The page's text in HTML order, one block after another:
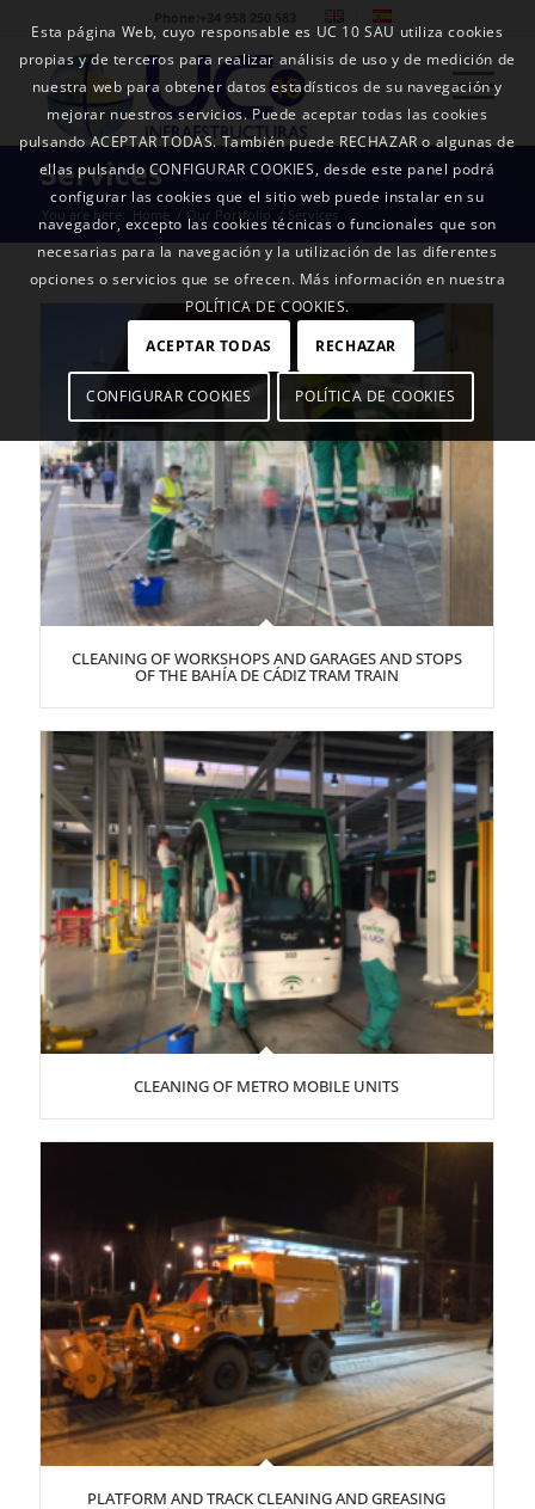
Services
You are here: Home / Our Portfolio / Services
CLEANING OF WORKSHOPS AND GARAGES AND STOPS
OF THE BAHÍA DE CÁDIZ TRAM TRAIN
CLEANING OF METRO MOBILE UNITS
PLATFORM AND TRACK CLEANING AND GREASING
Esta página Web, cuyo responsable es UC 10 SAU utiliza cookies
propias y de terceros para realizar análisis de uso y de medición de
nuestra web para obtener datos estadísticos de su navegación y
mejorar nuestros servicios. Puede aceptar todas las cookies
pulsando ACEPTAR TODAS. También puede RECHAZAR o algunas de
ellas pulsando CONFIGURAR COOKIES, desde este panel podrá
configurar las cookies que el sitio web puede instalar en su
navegador, excepto las cookies técnicas o funcionales que son
necesarias para la navegación y la utilización de las diferentes
opciones o servicios que se ofrecen. Más información en nuestra
POLÍTICA DE COOKIES.
ACEPTAR TODAS
RECHAZAR
CONFIGURAR COOKIES POLÍTICA DE COOKIES